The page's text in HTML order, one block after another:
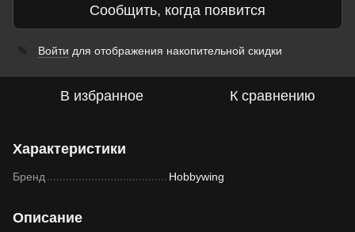
Сообщить, когда появится
% Войти для отображения накопительной скидки
В избранное К сравнению
Характеристики
Бренд Hobbywing
Описание